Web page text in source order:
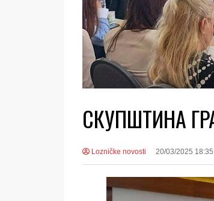
СКУПШТИНА
Lozničke novosti 20/03/2025 18:35